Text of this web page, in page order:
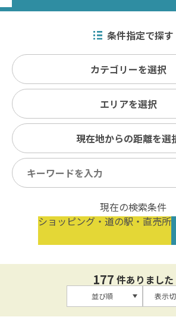
条件指定で探す
カテゴリーを選択
エリアを選択
現在地からの距離を選
現在の検索条件
ショッピング・道の駅・直売所
177 件ありました
並び順 表示